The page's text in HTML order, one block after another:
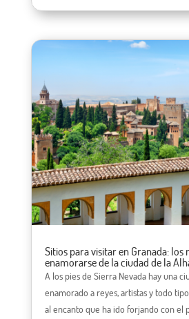
Sitios para visitar en Granada: los
enamorarse de la ciudad de la
A los pies de Sierra Nevada hay una
enamorado a reyes, artistas y todo
al encanto que ha ido forjando con el